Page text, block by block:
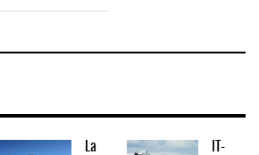
La IT-